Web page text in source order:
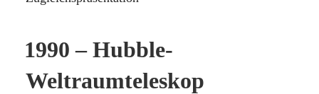
1990 – Hubble-
Weltraumteleskop